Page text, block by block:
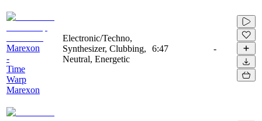
Marexon
-
Time
Warp
Marexon
Electronic/Techno,
Synthesizer, Clubbing,
Neutral, Energetic
6:47 -